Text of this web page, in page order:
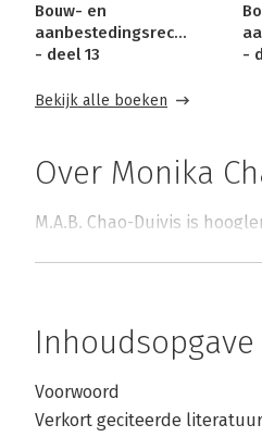
Bouw- en
aanbestedingsrecht
- deel 13
-
Bekijk alle boeken
Over Monika
M.A.B. Chao-Duivis is
Andere boeken
Inhoudsopgave
Voorwoord
Verkort geciteerde literatuur